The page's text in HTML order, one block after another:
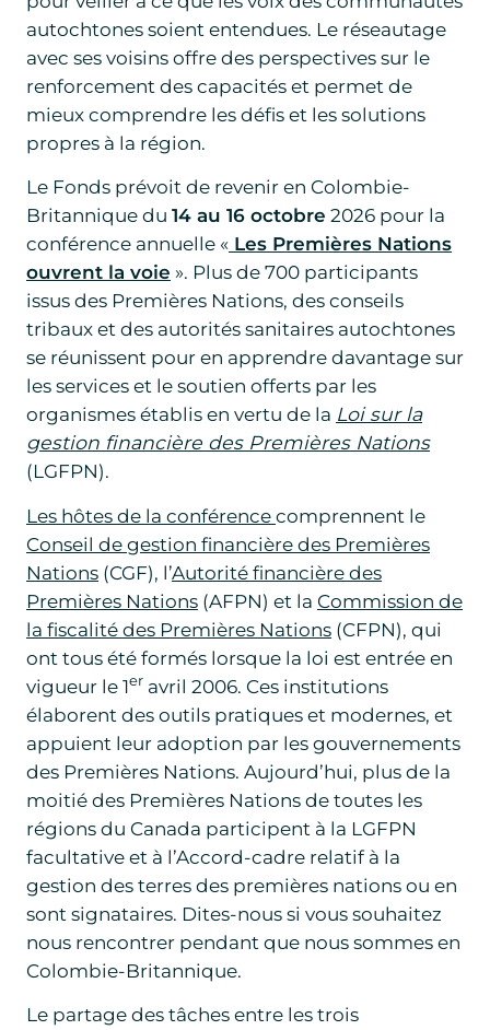
autochtones soient entendues. Le réseautage
avec ses voisins offre des perspectives sur le
renforcement des capacités et permet de
mieux comprendre les défis et les solutions
propres à la région.
Le Fonds prévoit de revenir en Colombie-
Britannique du 14 au 16 octobre 2026 pour la
conférence annuelle « Les Premières Nations
ouvrent la voie ». Plus de 700 participants
issus des Premières Nations, des conseils
tribaux et des autorités sanitaires autochtones
se réunissent pour en apprendre davantage sur
les services et le soutien offerts par les
organismes établis en vertu de la Loi sur la
gestion financière des Premières Nations
(LGFPN).
Les hôtes de la conférencecomprennent le
Conseil de gestion financière des Premières
Nations (CGF), l’Autorité financière des
Premières Nations (AFPN) et la Commission de
la fiscalité des Premières Nations (CFPN), qui
ont tous été formés lorsque la loi est entrée en
vigueur le 1er avril 2006. Ces institutions
élaborent des outils pratiques et modernes, et
appuient leur adoption par les gouvernements
des Premières Nations. Aujourd’hui, plus de la
moitié des Premières Nations de toutes les
régions du Canada participent à la LGFPN
facultative et à l’Accord-cadre relatif à la
gestion des terres des premières nations ou en
sont signataires. Dites-nous si vous souhaitez
nous rencontrer pendant que nous sommes en
Colombie-Britannique.
Le partage des tâches entre les trois